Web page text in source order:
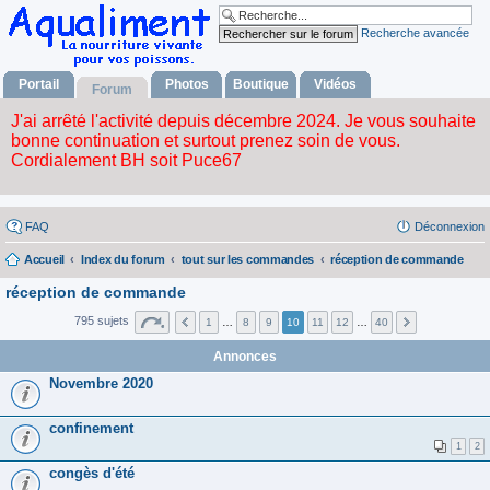
Recherche avancée
Portail Forum Photos Boutique Vidéos
FAQ Déconnexion
Accueil Index du forum tout sur les commandes réception de commande
réception de commande
795 sujets 1 8 9 10 11 12 40
Annonces
Novembre 2020
confinement
1 2
congès d'été